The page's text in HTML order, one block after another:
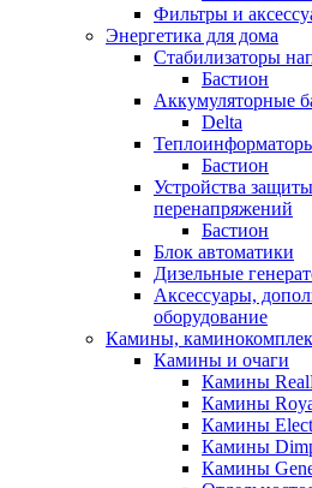
Фильтры и
Энергетика для дома
Стабилизаторы
Бастион
Аккумуляторные
Delta
Бастион
Устройства
перенапряжений
Бастион
Блок автоматики
Дизельные
Аксессуары,
оборудование
Камины,
Камины и очаги
Камины
Камины
Камины
Камины
Камины